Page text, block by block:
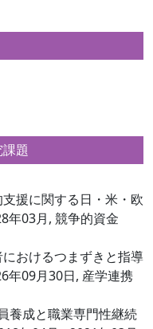
題
援に関する日・米・欧
年03月, 競争的資金
おけるつまずきと指導
年09月30日, 産学連携
養成と職業専門性継続